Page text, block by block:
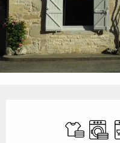
Ouverture et
Draps et
Lave